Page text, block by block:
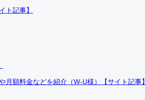
ト記事】
額料金などを紹介（W-U様）【サイト記事】